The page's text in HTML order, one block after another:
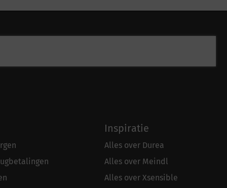
Inspiratie
Alles over Durea
Alles over Meindl
Alles over Xsensible